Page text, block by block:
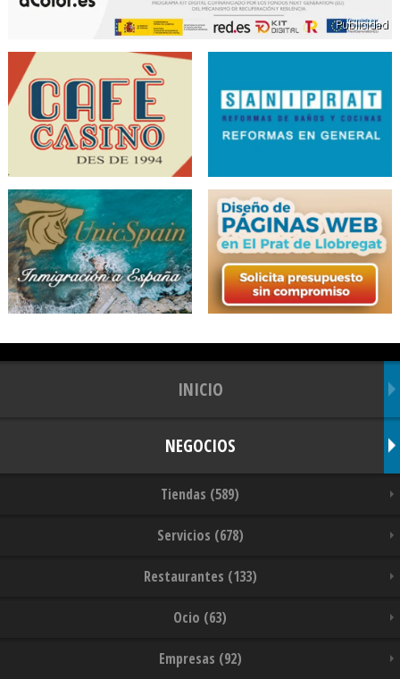
INICIO
NEGOCIOS
Tiendas (589)
Servicios (678)
Restaurantes (133)
Ocio (63)
Empresas (92)